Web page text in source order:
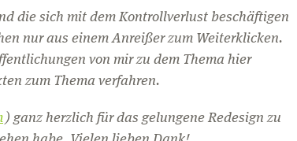
die sich mit dem Kontrollverlust beschäftigen
nur aus einem Anreißer zum Weiterklicken.
von mir zu dem Thema hier
zum Thema verfahren.
) ganz herzlich für das gelungene Redesign zu